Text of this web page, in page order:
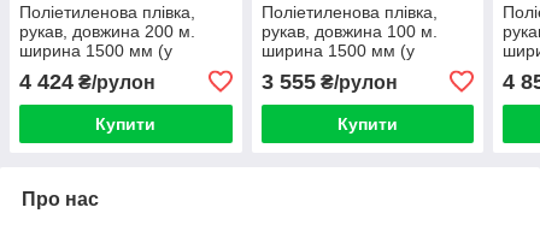
Поліетиленова плівка,
рукав, довжина 200 м.
ширина 1500 мм (у
розвороті 3000) товщина
50 мкм
4 424 ₴/рулон
Купити
Поліетиленова плівка,
рукав, довжина 100 м.
ширина 1500 мм (у
розвороті 3000) товщина
80 мкм
3 555₴/рулон
Купити
80
4
Про нас